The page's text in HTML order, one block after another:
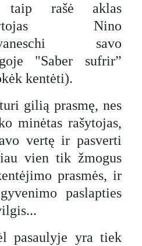
rašė aklas
Nino
savo
"Saber sufrir”
kentėti).
gilią prasmę, nes
minėtas rašytojas,
vertę ir pasverti
vien tik žmogus
prasmės, ir
paslapties
yra tiek